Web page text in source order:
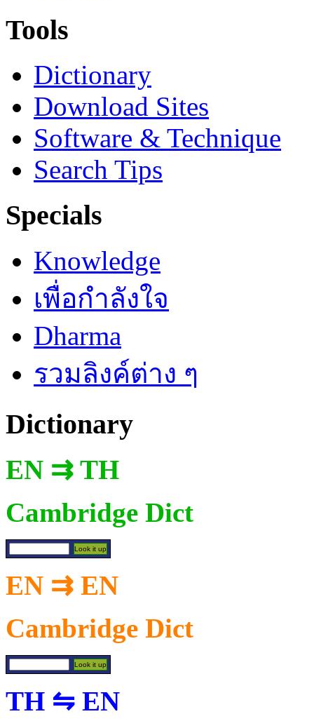
Tools
Dictionary
Download Sites
Software & Technique
Search Tips
Specials
Knowledge
เพื่อกำลังใจ
Dharma
รวมลิงค์ต่าง ๆ
Dictionary
EN ⇉ TH
Cambridge Dict
EN ⇉ EN
Cambridge Dict
TH ⇋ EN